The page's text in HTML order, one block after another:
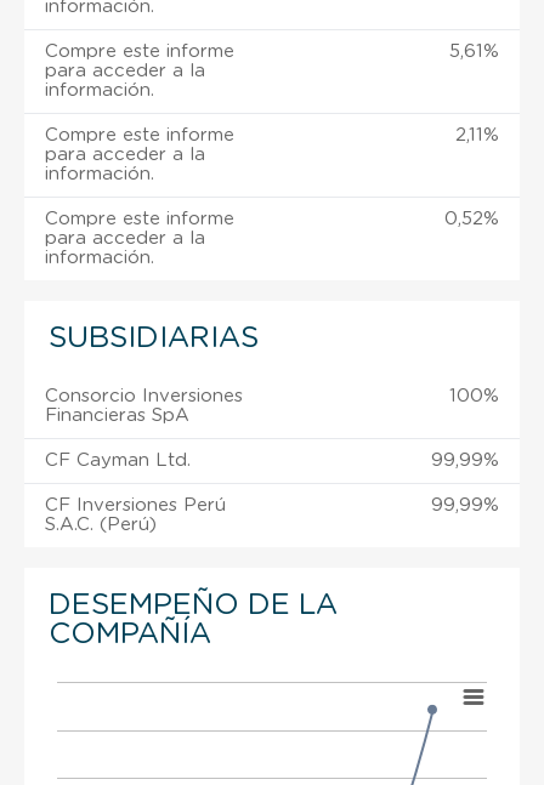
información.
Compre este informe
para acceder a la
información.
5,61%
Compre este informe
para acceder a la
información.
2,11%
Compre este informe
para acceder a la
información.
0,52%
SUBSIDIARIAS
Consorcio Inversiones
Financieras SpA
100%
CF Cayman Ltd. 99,99%
CF Inversiones Perú
S.A.C. (Perú)
99,99%
DESEMPEÑO DE LA
COMPAÑÍA